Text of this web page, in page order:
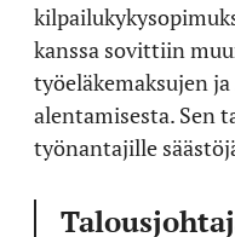
kanssa sovittiin
työeläkemaksujen
alentamisesta. Sen
työnantajille